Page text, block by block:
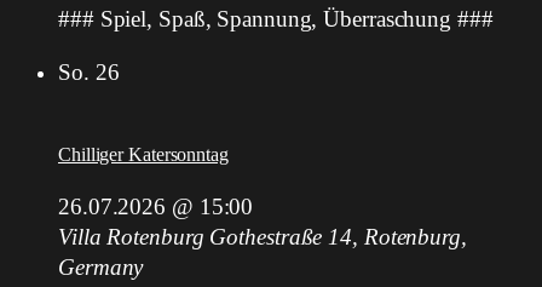
### Spiel, Spaß, Spannung, Überraschung ###
So. 26
Chilliger Katersonntag
26.07.2026 @ 15:00
Villa Rotenburg Gothestraße 14, Rotenburg,
Germany